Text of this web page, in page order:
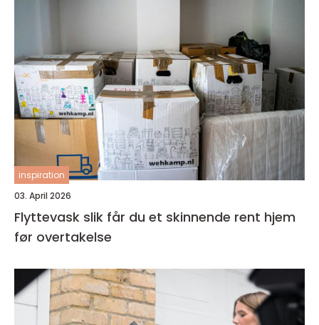
inspiration
03. April 2026
Flyttevask slik får du et skinnende rent hjem
før overtakelse